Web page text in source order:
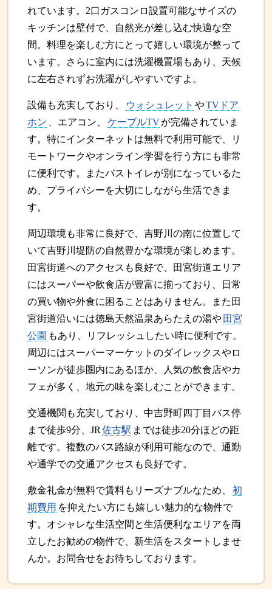
れています。2口ガスコンロ設置可能なサイズの
キッチンは壁付で、自然光が差し込む快適な空
間。料理を楽しむ方にとって嬉しい環境が整って
います。さらに室内には洗濯機置場もあり、天候
に左右されずお洗濯がしやすいですよ。
設備も充実しており、 ウォシュレット やTVドア
ホン
、エアコン、 ケーブルTVが完備されていま
す。特にインターネットは無料で利用可能で、リ
モートワークやオンライン学習を行う方にも非常
に便利です。またバストイレが別になっているた
め、プライバシーを大切にしながら生活できま
す。
周辺環境も非常に良好で、吉野川の南に位置して
いて吉野川堤防の自然豊かな環境が楽しめます。
田宮街道へのアクセスも良好で、田宮街道エリア
にはスーパーや飲食店が豊富に揃っており、日常
の買い物や外食に困ることはありません。また田
宮街道沿いには徳島天然温泉あらたえの湯や 田宮
公園 もあり、リフレッシュしたい時に便利です。
周辺にはスーパーマーケットのダイレックスやロ
ーソンが徒歩圏内にあるほか、人気の飲食店やカ
フェが多く、地元の味を楽しむことができます。
交通機関も充実しており、中吉野町四丁目バス停
まで徒歩9分、JR 佐古駅 までは徒歩20分ほどの距
離です。複数のバス路線が利用可能なので、通勤
や通学での交通アクセスも良好です。
敷金礼金が無料で賃料もリーズナブルなため、
初
期費用 を抑えたい方にも嬉しい魅力的な物件で
す。オシャレな生活空間と生活便利なエリアを両
立したお勧めの物件で、新生活をスタートしませ
んか。お問合せをお待ちしております。